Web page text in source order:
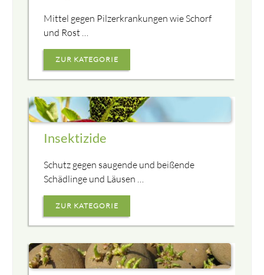
Mittel gegen Pilzerkrankungen wie Schorf
und Rost …
ZUR KATEGORIE
Insektizide
Schutz gegen saugende und beißende
Schädlinge und Läusen …
ZUR KATEGORIE